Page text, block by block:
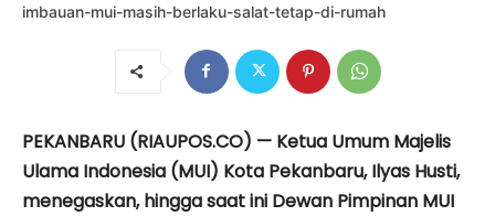
imbauan-mui-masih-berlaku-salat-tetap-di-rumah
PEKANBARU (RIAUPOS.CO) — Ketua Umum Majelis
Ulama Indonesia (MUI) Kota Pekanbaru, Ilyas Husti,
menegaskan, hingga saat ini Dewan Pimpinan MUI